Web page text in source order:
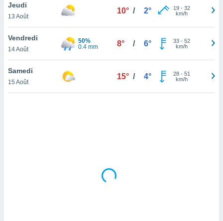
en
de
Jeudi
13 Août
10° / 2° 19- 32
km/h
Vendredi
14 Août
50%
0.4 mm
8° / 6° 33- 52
km/h
Samedi
15 Août
15° / 4° 28- 51
km/h